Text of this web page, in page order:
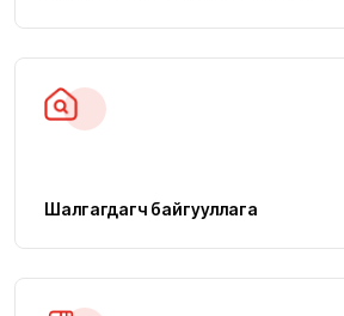
Шалгагдагч байгууллага